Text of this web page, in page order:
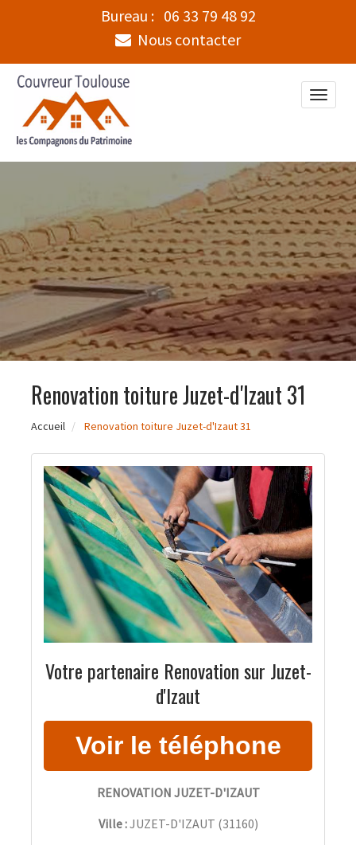
Bureau : 06 33 79 48 92
Nous contacter
Toggle
Renovation toiture Juzet-d'Izaut 31
Accueil Renovation toiture Juzet-d'Izaut 31
Votre partenaire Renovation sur Juzet-
d'Izaut
RENOVATION JUZET-D'IZAUT
Ville :JUZET-D'IZAUT (31160)